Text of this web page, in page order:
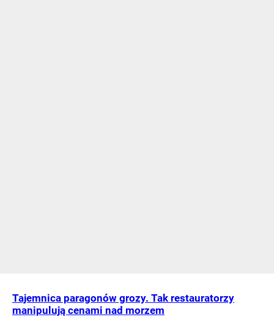
Tajemnica paragonów grozy. Tak restauratorzy
manipulują cenami nad morzem